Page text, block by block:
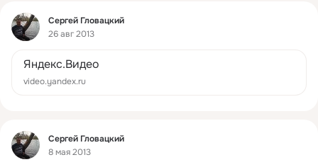
Фид
Сергей Гловацкий
26 авг 2013
Яндекс.Видео
video.yandex.ru
Фид
Сергей Гловацкий
8 мая 2013